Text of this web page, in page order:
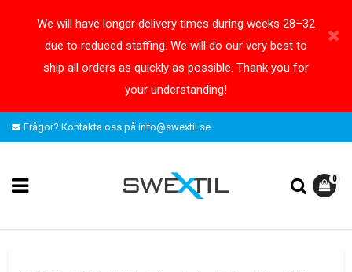
We will have longer delivery times during weeks 28–32
due to reduced staffing. We will do our very best to
ship all orders as quickly as possible. Thank you for
your understanding!
Frågor? Kontakta oss på info@swextil.se
0